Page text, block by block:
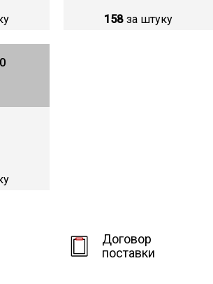
158 за штуку
Договор
поставки